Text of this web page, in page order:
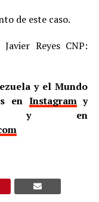
de este caso.
Reyes CNP:
y el Mundo
en Instagramy
en